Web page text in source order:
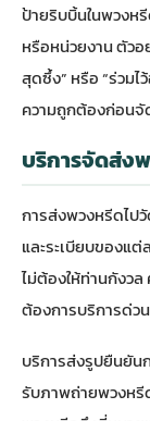
ป้ายริบบิ้นในพวงห
หรือหน่วยงาน ตัวอ
สุดซึ้ง” หรือ “ร่วมไ
ความถูกต้องก่อน
บริการจัดส่ง
การส่งพวงหรีดไป
และระเบียบของแ
ไม่ต้องให้ท่านกังว
ต้องการบริการด่ว
บริการส่งรูปยืนยัน
รับภาพถ่ายพวงหรี